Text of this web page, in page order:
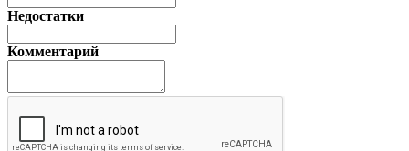
Недостатки
Комментарий